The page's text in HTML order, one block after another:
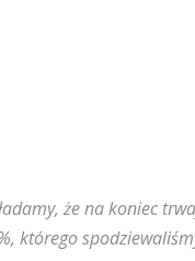
że na koniec
którego